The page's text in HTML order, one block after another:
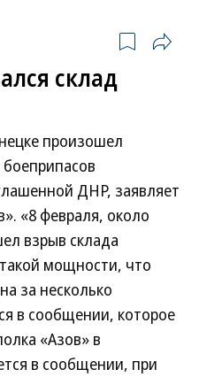
склад
произошел
ДНР, заявляет
«8 февраля, около
взрыв склада
мощности, что
за несколько
в сообщении, которое
«Азов» в
в сообщении, при